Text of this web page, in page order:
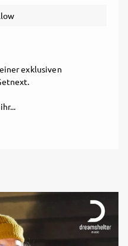
exklusiven